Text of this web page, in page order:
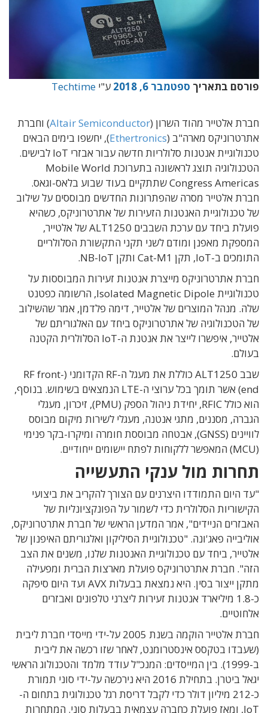
פורסם בתאריך ספטמבר 6, 2018 ע"י Techtime
חברת אלטייר מהוד השרון (Altair Semiconductor) וחברת
אתרטרוניקס מארה"ב (Ethertronics), יחשפו בימים הבאים
טכנולוגיית אנטנות סלולריות חדשה עבור אבזרי IoT לבישים.
הטכנולוגיה תוצג לראשונה בתערוכת Mobile World
Congress Americas שתתקיים בעוד שבוע בלאס-וגאס.
חברת אלטייר מסרה שהפתרונות החדשים מבוססים על שילוב
של טכנולוגיית האנטנות הזעירות של אתרטרוניקס, כשהיא
פועלת ביחד עם ערכת השבבים ALT1250 של אלטייר,
המספקת מאפנן ומודם לשני תקני התקשורת הסלולריים
התומכים ב-IoT, תקן Cat-M1 ותקן NB-IoT.
חברת אתרטרוניקס מייצרת אנטנות זעירות המבוססות על
טכנולוגיית Isolated Magnetic Dipole, הרשומה כפטנט
שלה. מנהל המוצרים של אלטייר, דימה פלדמן, אמר שהשילוב
של הטכנולוגיה של אתרטרוניקס ביחד עם האלגוריתם של
אלטייר, איפשרו לייצר את אנטנת ה-IoT הסלולרית הקטנה
בעולם.
שבב ALT1250 כוללת את מעגל ה-RF הקדומני (RF front-
end) אשר תומך בכל ערוצי ה-LTE הנמצאים בשימוש. בנוסף,
הוא כולל RFIC, יחידת ניהול הספק (PMU), זיכרון, מעגלי
הגברה, מסננים, מתגי אנטנה, מעגלי לשירות מיקום מבוסס
לוויינים (GNSS), אבטחה מבוססת חומרה ומיקרו-בקר פנימי
(MCU) המאפשר ללקוחות לפתח יישומים ייחודיים.
תחרות מול ענקי התעשייה
"עד היום התמודדו היצרנים עם הצורך להקריב את ביצועי
הקישוריות הסלולרית כדי לשמור על הפונקציונליות של
האבזרים הניידים", אמר המדען הראשי של חברת אתרטרוניקס,
אוליבייה פאג'ונה. "טכנולוגיית הסיליקון ואלגוריתם האיפנון של
אלטייר, ביחד עם טכנולוגיית האנטנות שלנו, משנים את הצב
הזה". חברת אתרטרוניקס פועלת מארצות הברית ומפעילה
מתקן ייצור בסין. היא נמצאת בבעלות AVX ועד היום סיפקה
כ-1.8 מיליארד אנטנות זעירות ליצרני טלפונים ואבזרים
אלחוטיים.
חברת אלטייר הוקמה בשנת 2005 על-ידי מייסדי חברת ליבית
(שעבדו בטקסס אינסטרומנט, לאחר שזו רכשה את ליבית
ב-1999). בין המייסדים: המנכ"ל עודד מלמד והטכנולוג הראשי
יגאל ביטרן. בתחילת 2016 היא נירכשה על-ידי סוני תמורת
כ-212 מיליון דולר כדי לקבל דריסת רגל טכנולוגית בתחום ה-
IoT, ומאז פועלת כחברה עצמאית בבעלות סוני. המתחרות